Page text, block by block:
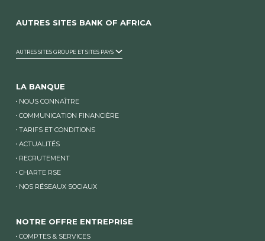
AUTRES SITES BANK OF AFRICA
AUTRES SITES GROUPE ET SITES PAYS
LA BANQUE
NOUS CONNAÎTRE
COMMUNICATION FINANCIÈRE
TARIFS ET CONDITIONS
ACTUALITÉS
RECRUTEMENT
CHARTE RSE
NOS RÉSEAUX SOCIAUX
NOTRE OFFRE ENTREPRISE
COMPTES & SERVICES